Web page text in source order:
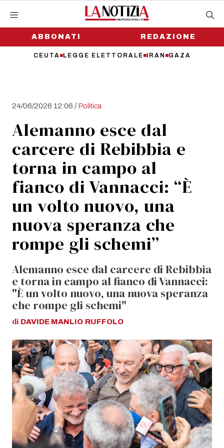
contenutoABBONATI
CEUTA LEGGE ELETTORALE IRAN GAZA
REDAZIONE
24/06/2026 12:06 /Politica
Alemanno esce dal
carcere di Rebibbia e
torna in campo al
fianco di Vannacci: “È
un volto nuovo, una
nuova speranza che
rompe gli schemi”
Alemanno esce dal carcere di Rebibbia
e torna in campo al fianco di Vannacci:
"È un volto nuovo, una nuova speranza
che rompe gli schemi"
di DAVIDE MANLIO RUFFOLO